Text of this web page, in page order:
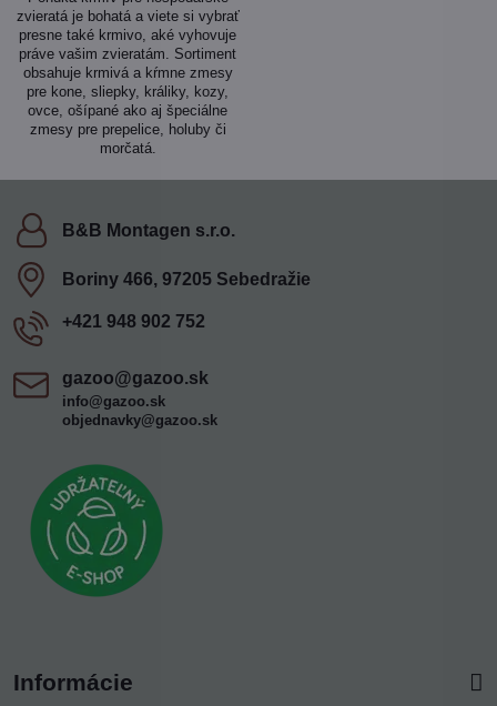
zvieratá je bohatá a viete si vybrať
presne také krmivo, aké vyhovuje
práve vašim zvieratám. Sortiment
obsahuje krmivá a kŕmne zmesy
pre kone, sliepky, králiky, kozy,
ovce, ošípané ako aj špeciálne
zmesy pre prepelice, holuby či
morčatá.
B&B Montagen s​.r​.o​.
Boriny 466, 97205 Sebedražie
+421 948 902 752
gazoo​@gazoo​.sk
info@gazoo.sk
objednavky@gazoo.sk
Informácie